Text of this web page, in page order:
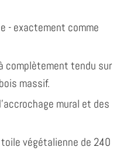
- exactement comme
complètement tendu sur
massif.
mural et des
végétalienne de 240